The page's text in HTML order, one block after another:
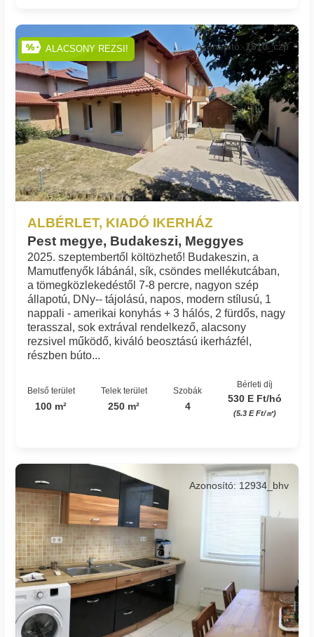
ALBÉRLET, KIADÓ IKERHÁZ
Pest megye, Budakeszi, Meggyes
Azonosító: 1510_czp
2025. szeptembertől költözhető! Budakeszin, a
Mamutfenyők lábánál, sík, csöndes mellékutcában,
a tömegközlekedéstől 7-8 percre, nagyon szép
állapotú, DNy-- tájolású, napos, modern stílusú, 1
nappali - amerikai konyhás + 3 hálós, 2 fürdős, nagy
terasszal, sok extrával rendelkező, alacsony
rezsivel működő, kiváló beosztású ikerházfél,
részben búto...
Belső terület
100 m²
Telek terület
250 m²
Szobák
4
Bérleti díj
530 E Ft/hó
(5.3 E Ft/㎡)
ALACSONY REZSI!
Azonosító: 12934_bhv